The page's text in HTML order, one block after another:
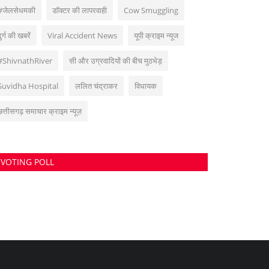
डॉक्टर की लापरवाही Cow Smuggling
की खबरें Viral Accident News यूपी क्राइम न्यूज
सी और उग्रवादियों की बीच मुठभेड़
Hospital ललित चंद्राकर विधायक
समाचार क्राइम न्यूज़
VOTING POLL